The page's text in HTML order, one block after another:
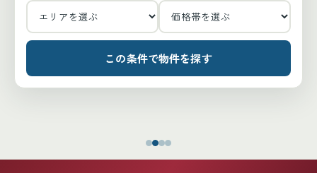
この条件で物件を探す